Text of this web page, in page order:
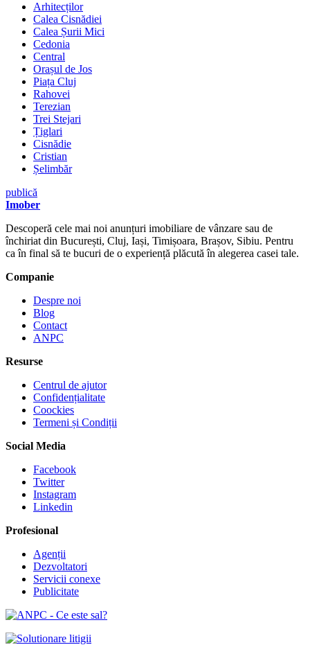
Arhitecților
Calea Cisnădiei
Calea Șurii Mici
Cedonia
Central
Orașul de Jos
Piața Cluj
Rahovei
Terezian
Trei Stejari
Țiglari
Cisnădie
Cristian
Șelimbăr
publică
Imober
Descoperă cele mai noi anunțuri imobiliare de vânzare sau de
închiriat din București, Cluj, Iași, Timișoara, Brașov, Sibiu. Pentru
ca în final să te bucuri de o experiență plăcută în alegerea casei tale.
Companie
Despre noi
Blog
Contact
ANPC
Resurse
Centrul de ajutor
Confidențialitate
Coockies
Termeni și Condiții
Social Media
Facebook
Twitter
Instagram
Linkedin
Profesional
Agenții
Dezvoltatori
Servicii conexe
Publicitate